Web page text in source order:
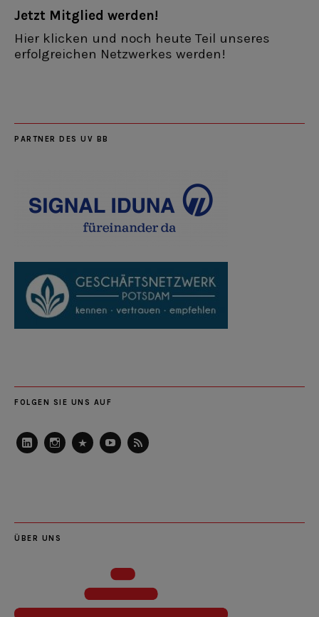
Jetzt Mitglied werden!
Hier klicken und noch heute Teil unseres
erfolgreichen Netzwerkes werden!
PARTNER DES UV BB
FOLGEN SIE UNS AUF
ÜBER UNS